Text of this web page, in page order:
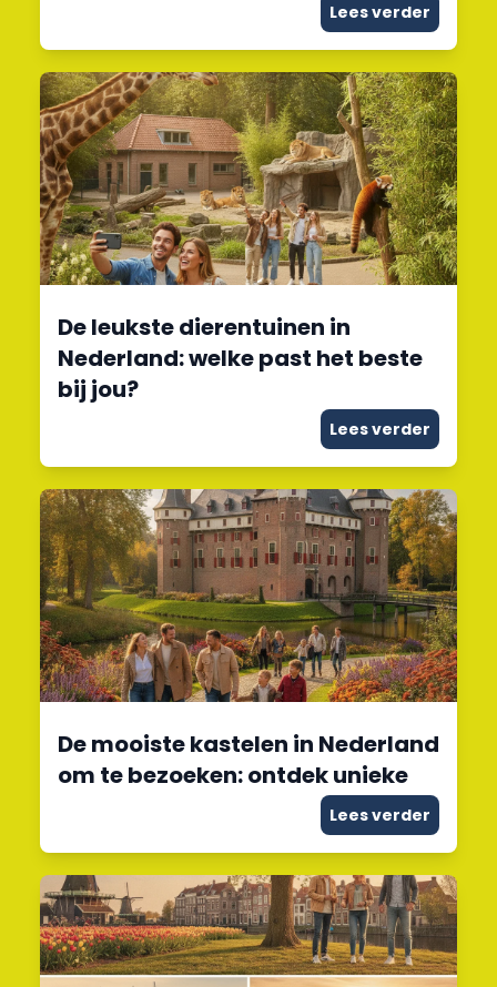
Lees verder
De leukste dierentuinen in
Nederland: welke past het beste
bij jou?
Lees verder
De mooiste kastelen in Nederland
om te bezoeken: ontdek unieke
Lees verder